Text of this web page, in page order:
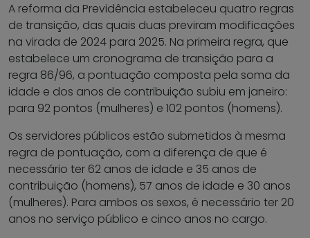
A reforma da Previdência estabeleceu quatro regras
de transição, das quais duas previram modificações
na virada de 2024 para 2025. Na primeira regra, que
estabelece um cronograma de transição para a
regra 86/96, a pontuação composta pela soma da
idade e dos anos de contribuição subiu em janeiro:
para 92 pontos (mulheres) e 102 pontos (homens).
Os servidores públicos estão submetidos à mesma
regra de pontuação, com a diferença de que é
necessário ter 62 anos de idade e 35 anos de
contribuição (homens), 57 anos de idade e 30 anos
(mulheres). Para ambos os sexos, é necessário ter 20
anos no serviço público e cinco anos no cargo.